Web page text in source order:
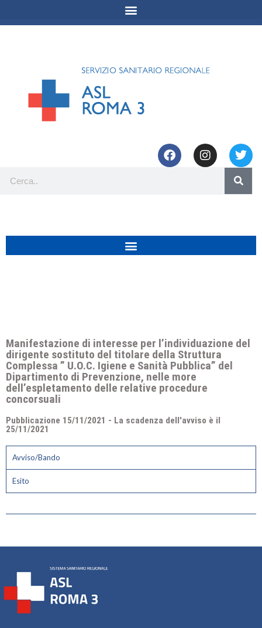
Manifestazione di interesse per l’individuazione del
dirigente sostituto del titolare della Struttura
Complessa ” U.O.C. Igiene e Sanità Pubblica” del
Dipartimento di Prevenzione, nelle more
dell’espletamento delle relative procedure
concorsuali
Pubblicazione 15/11/2021 - La scadenza dell'avviso è il
25/11/2021​
Avviso/Bando
Esito